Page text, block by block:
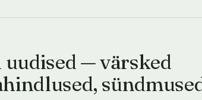
— värsked